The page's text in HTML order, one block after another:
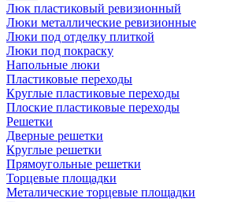
Люк пластиковый ревизионный
Люки металлические ревизионные
Люки под отделку плиткой
Люки под покраску
Напольные люки
Пластиковые переходы
Круглые пластиковые переходы
Плоские пластиковые переходы
Решетки
Дверные решетки
Круглые решетки
Прямоугольные решетки
Торцевые площадки
Металические торцевые площадки